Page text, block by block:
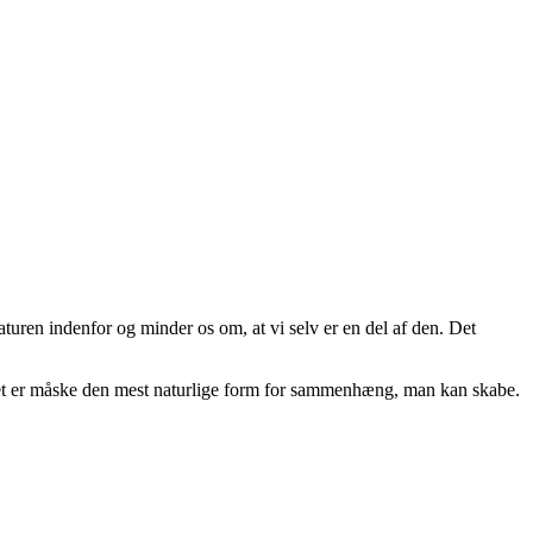
indenfor og minder os om, at vi selv er en del af den. Det
måske den mest naturlige form for sammenhæng, man kan skabe.